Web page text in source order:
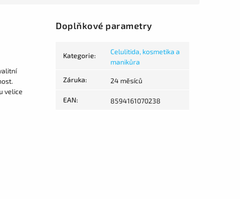
velice
Doplňkové parametry
Kategorie:
Celulitida, kosmetika a
manikůra
Záruka: 24 měsíců
EAN: 8594161070238